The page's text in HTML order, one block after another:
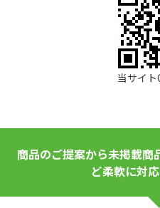
当サイト
商品のご提案から未掲載
ど柔軟に対